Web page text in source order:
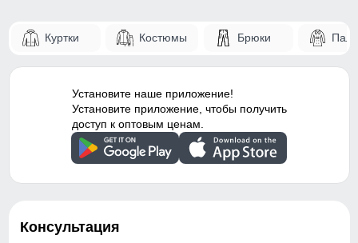
Куртки Костюмы Брюки
Установите наше приложение!
Установите приложение, чтобы получить
доступ к оптовым ценам.
Консультация